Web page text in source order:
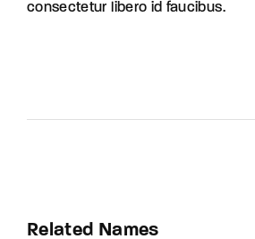
consectetur libero id faucibus.
Related Names